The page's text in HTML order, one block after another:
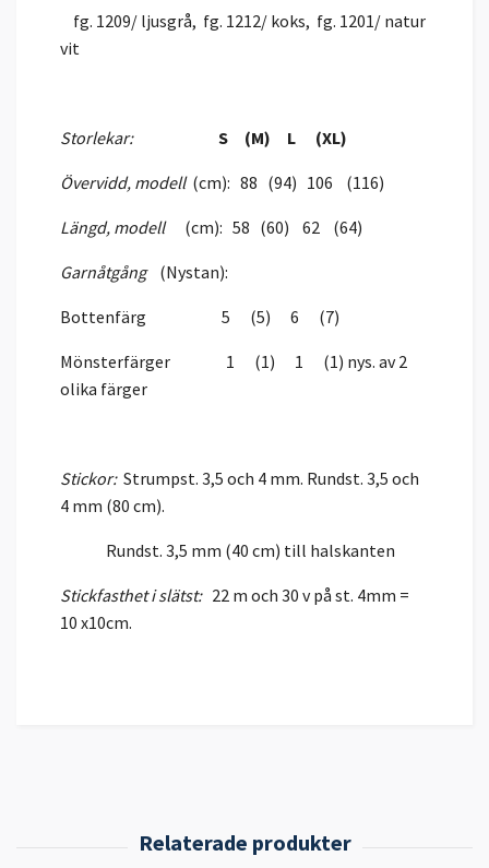
fg. 1209/ ljusgrå, fg. 1212/ koks, fg. 1201/ natur
vit
Storlekar: S (M) L (XL)
Övervidd, modell(cm): 88 (94) 106 (116)
Längd, modell (cm): 58 (60) 62 (64)
Garnåtgång (Nystan):
Bottenfärg 5 (5) 6 (7)
Mönsterfärger 1 (1) 1 (1) nys. av 2
olika färger
Stickor:Strumpst. 3,5 och 4 mm. Rundst. 3,5 och
4 mm (80 cm).
Rundst. 3,5 mm (40 cm) till halskanten
Stickfasthet i slätst: 22 m och 30 v på st. 4mm =
10 x10cm.